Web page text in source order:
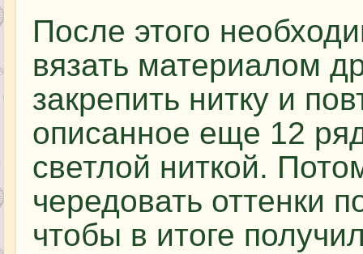
После этого
вязать материалом
закрепить нитку и
описанное еще 12
светлой ниткой.
чередовать оттенки
чтобы в итоге